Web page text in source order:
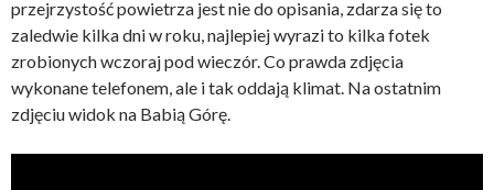
przejrzystość powietrza jest nie do opisania, zdarza się to
zaledwie kilka dni w roku, najlepiej wyrazi to kilka fotek
zrobionych wczoraj pod wieczór. Co prawda zdjęcia
wykonane telefonem, ale i tak oddają klimat. Na ostatnim
zdjęciu widok na Babią Górę.